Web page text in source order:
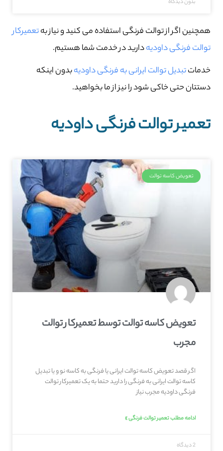
بدون دیدگاه
همچنین اگر از توالت فرنگی استفاده می کنید و نیاز بهتعمیرکار
توالت فرنگی داودیهدارید در خدمت شما هستیم.
خدماتتبدیل توالت ایرانی به فرنگی داودیهبدون اینکه
دستتان حتی خاکی شود را نیز از ما بخواهید.
تعمیر توالت فرنگی داودیه
تعویض کاسه توالت
تعویض کاسه توالت توسط تعمیرکار توالت
مجرب
اگر قصد تعویض کاسه توالت ایرانی یا فرنگی به کاسه نو و یا تبدیل
کاسه توالت ایرانی به فرنگی را دارید حتما به یک تعمیرکار توالت
فرنگی داودیه مجرب نیاز
ادامه مطلب تعمیر توالت فرنگی »
2 دیدگاه